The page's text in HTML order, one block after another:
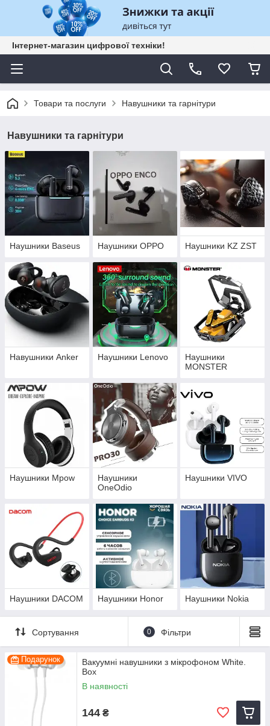
Інтернет-магазин цифрової техніки!
Товари та послуги Навушники та гарнітури
Навушники та гарнітури
Наушники Baseus Наушники OPPO Наушники KZ ZST
Навушники Anker Наушники Lenovo
Наушники
MONSTER
Наушники Mpow
Наушники
OneOdio
Наушники VIVO
Наушники DACOM Наушники Honor Наушники Nokia
Сортування 0 Фільтри
Подарунок
Вакуумні навушники з мікрофоном White.
Box
В наявності
144 ₴